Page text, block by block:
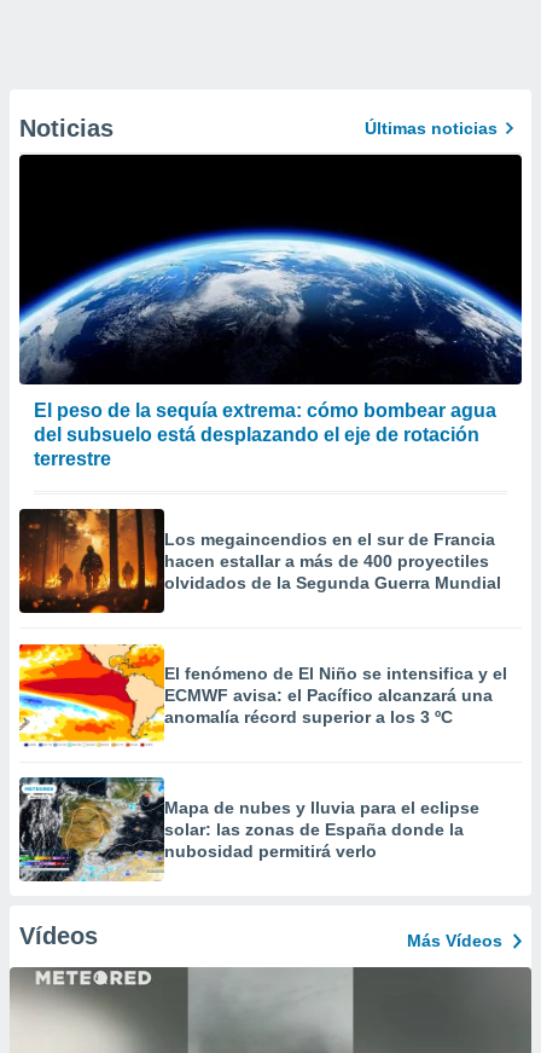
Noticias Últimas noticias
El peso de la sequía extrema: cómo bombear agua
del subsuelo está desplazando el eje de rotación
terrestre
Los megaincendios en el sur de Francia
hacen estallar a más de 400 proyectiles
olvidados de la Segunda Guerra Mundial
El fenómeno de El Niño se intensifica y el
ECMWF avisa: el Pacífico alcanzará una
anomalía récord superior a los 3 ºC
Mapa de nubes y lluvia para el eclipse
solar: las zonas de España donde la
nubosidad permitirá verlo
Vídeos Más Vídeos